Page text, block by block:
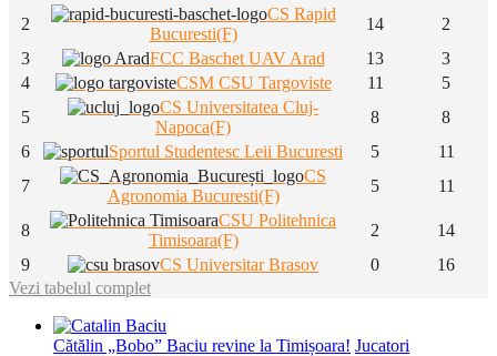
2
CS Rapid
Bucuresti(F)
14
2
3
FCC Baschet UAV Arad 13
3
4
CSM CSU Targoviste 11
5
5
CS Universitatea Cluj-
Napoca(F)
8
8
6
Sportul Studentesc Leii Bucuresti 5
11
7
CS
Agronomia Bucuresti(F)
5 11
8
CSU Politehnica
Timisoara(F)
2
14
9
CS Universitar Brasov 0
16
Vezi tabelul complet
Cătălin „Bobo” Baciu revine la Timișoara! Jucatori